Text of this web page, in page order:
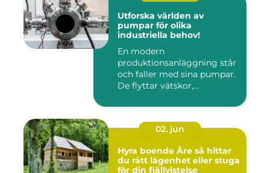
Utforska världen av
pumpar för olika
industriella behov!
En modern
produktionsanläggning står
och faller med sina pumpar.
De flyttar vätskor,...
02. jun
Hyra boende Åre så hittar
du rätt lägenhet eller stuga
för din fjällvistelse